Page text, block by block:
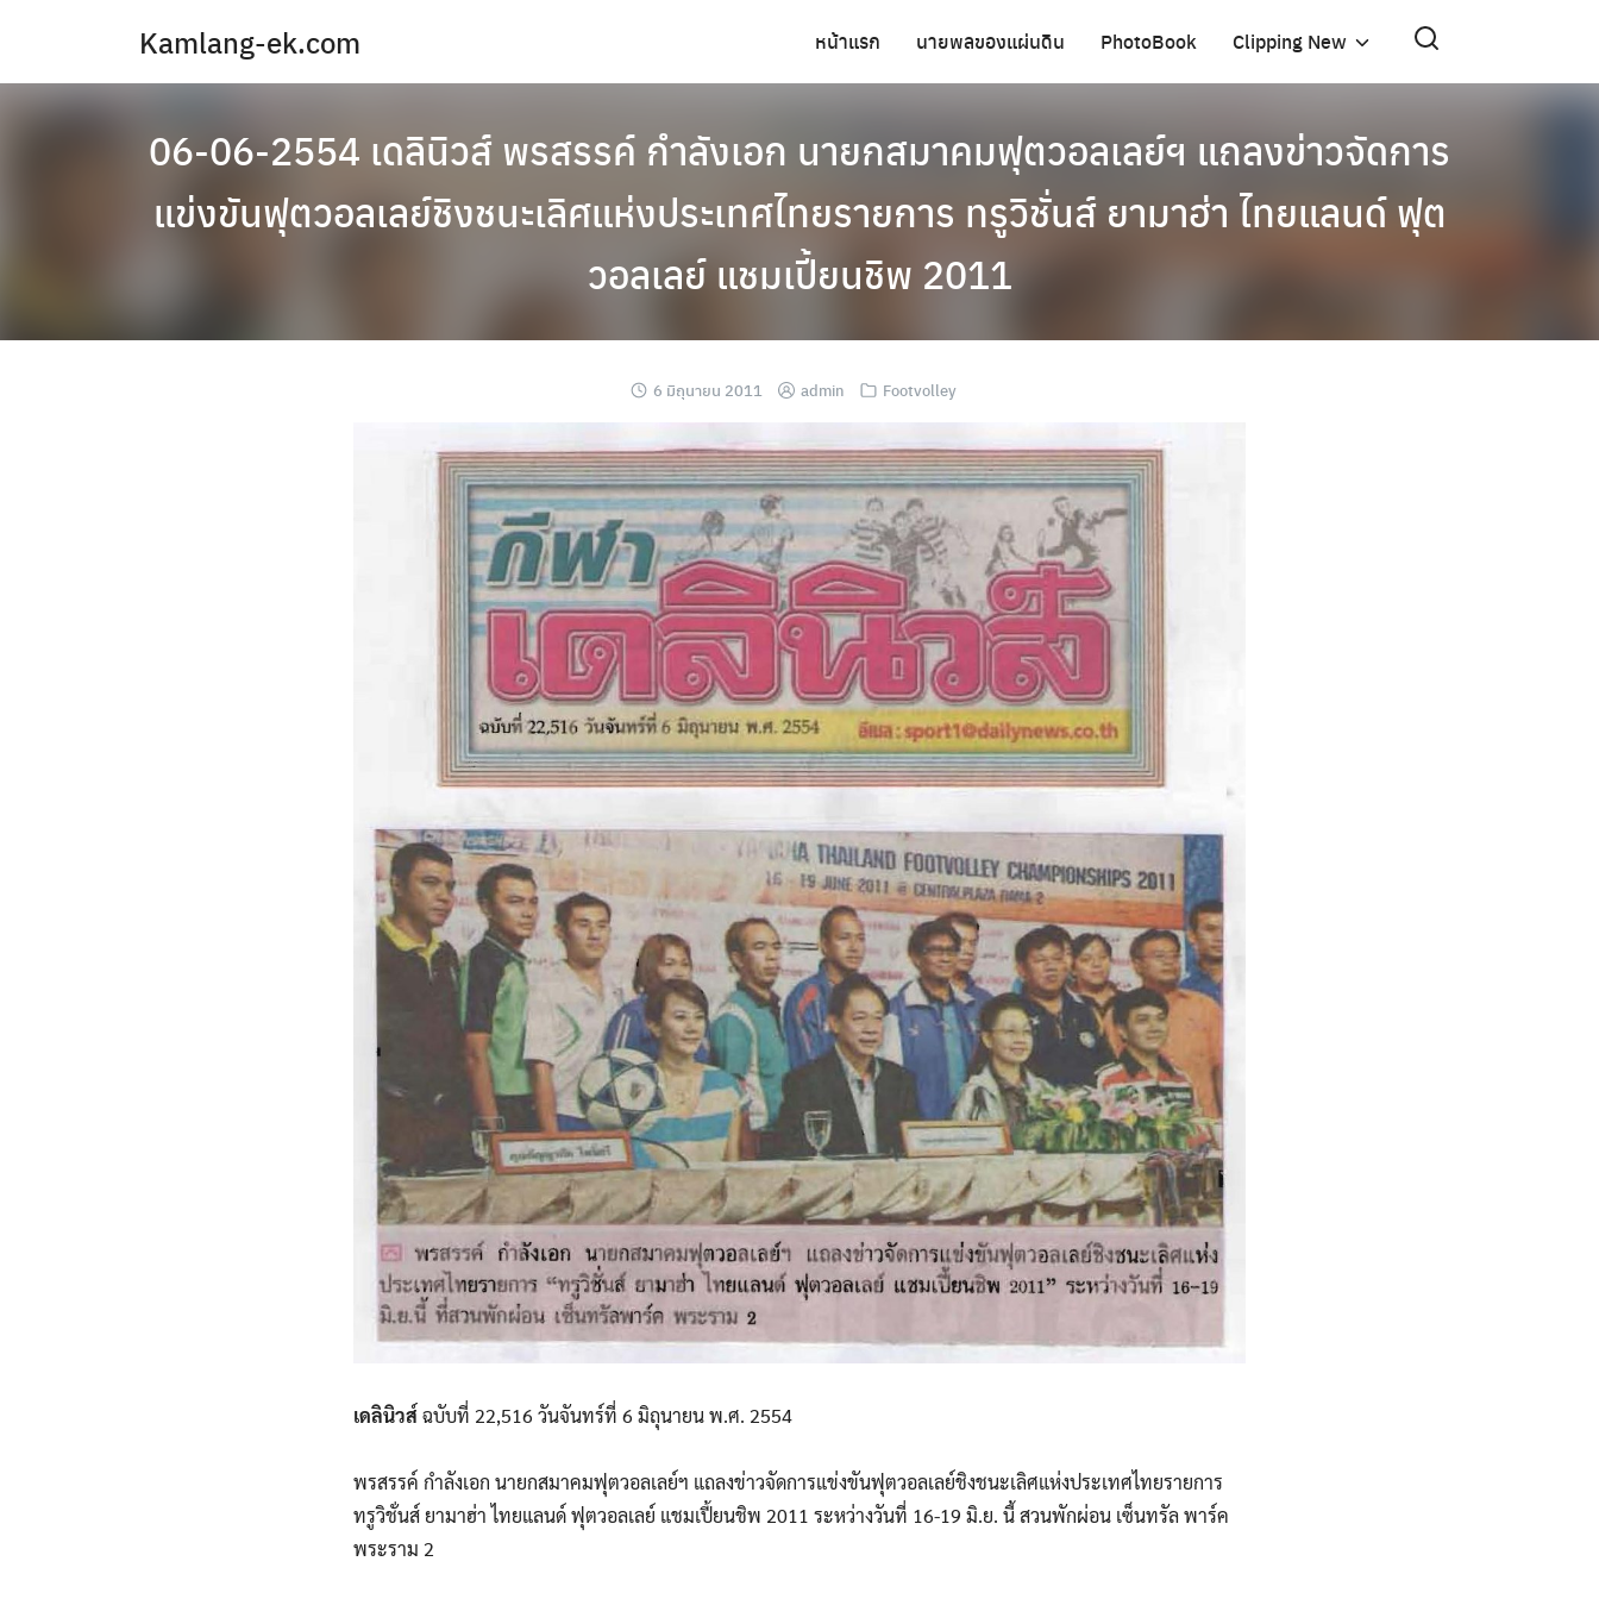
Kamlang-ek.com หน้าแรก นายพลของแผ่นดิน PhotoBook Clipping New
Search
for: Search
06-06-2554 เดลินิวส์ พรสรรค์ กำลังเอก นายกสมาคมฟุตวอลเลย์ฯ แถลงข่าวจัดการ
แข่งขันฟุตวอลเลย์ชิงชนะเลิศแห่งประเทศไทยรายการ ทรูวิชั่นส์ ยามาฮ่า ไทยแลนด์ ฟุต
วอลเลย์ แชมเปี้ยนชิพ 2011
6 มิถุนายน 2011 admin Footvolley
เดลินิวส์ ฉบับที่ 22,516 วันจันทร์ที่ 6 มิถุนายน พ.ศ. 2554
พรสรรค์ กำลังเอก นายกสมาคมฟุตวอลเลย์ฯ แถลงข่าวจัดการแข่งขันฟุตวอลเลย์ชิงชนะเลิศแห่งประเทศไทยรายการ
ทรูวิชั่นส์ ยามาฮ่า ไทยแลนด์ ฟุตวอลเลย์ แชมเปี้ยนชิพ 2011 ระหว่างวันที่ 16-19 มิ.ย. นี้ สวนพักผ่อน เซ็นทรัล พาร์ค
พระราม 2